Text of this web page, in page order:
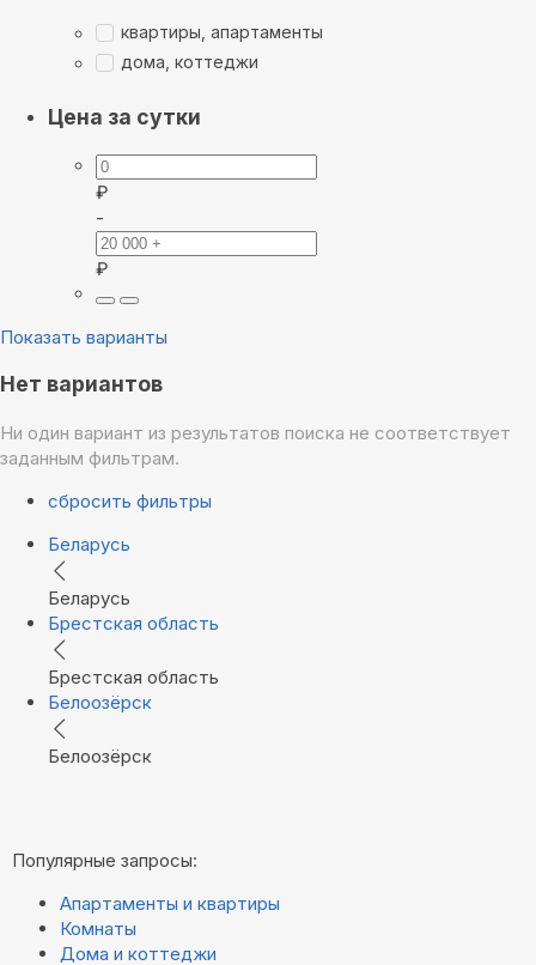
квартиры, апартаменты
дома, коттеджи
Цена за сутки
₽
-
₽
Показать варианты
Нет вариантов
Ни один вариант из результатов поиска не соответствует
заданным фильтрам.
сбросить фильтры
Беларусь
Беларусь
Брестская область
Брестская область
Белоозёрск
Белоозёрск
Популярные запросы:
Апартаменты и квартиры
Комнаты
Дома и коттеджи